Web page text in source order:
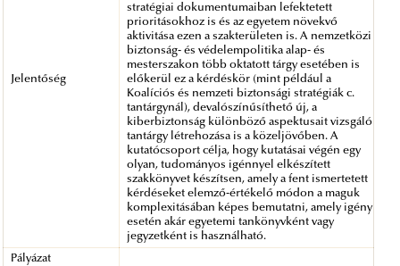
Jelentőség
stratégiai dokumentumaiban lefektetett
prioritásokhoz is és az egyetem növekvő
aktivitása ezen a szakterületen is. A nemzetközi
biztonság- és védelempolitika alap- és
mesterszakon több oktatott tárgy esetében is
előkerül ez a kérdéskör (mint például a
Koalíciós és nemzeti biztonsági stratégiák c.
tantárgynál), devalószínűsíthető új, a
kiberbiztonság különböző aspektusait vizsgáló
tantárgy létrehozása is a közeljövőben. A
kutatócsoport célja, hogy kutatásai végén egy
olyan, tudományos igénnyel elkészített
szakkönyvet készítsen, amely a fent ismertetett
kérdéseket elemző-értékelő módon a maguk
komplexitásában képes bemutatni, amely igény
esetén akár egyetemi tankönyvként vagy
jegyzetként is használható.
Pályázat